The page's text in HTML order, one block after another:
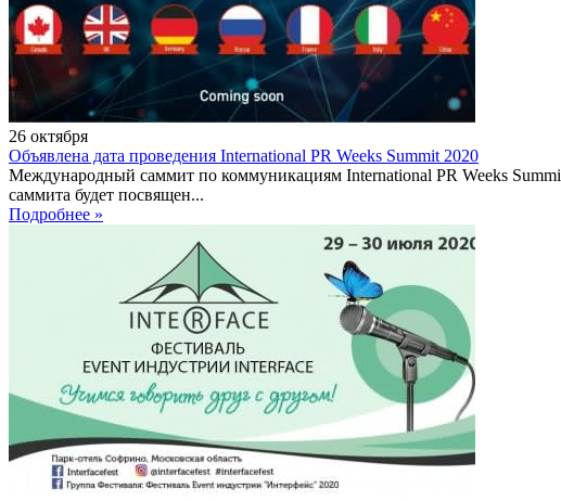
26 октября
Объявлена дата проведения International PR Weeks Summit 2020
Международный саммит по коммуникациям International PR Weeks
саммита будет посвящен...
Подробнее »